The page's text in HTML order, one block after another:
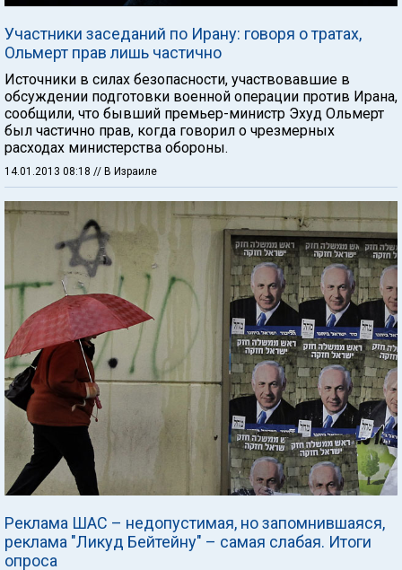
Участники заседаний по Ирану: говоря о тратах,
Ольмерт прав лишь частично
Источники в силах безопасности, участвовавшие в
обсуждении подготовки военной операции против Ирана,
сообщили, что бывший премьер-министр Эхуд Ольмерт
был частично прав, когда говорил о чрезмерных
расходах министерства обороны.
14.01.2013 08:18 // В Израиле
Реклама ШАС – недопустимая, но запомнившаяся,
реклама "Ликуд Бейтейну" – самая слабая. Итоги
опроса